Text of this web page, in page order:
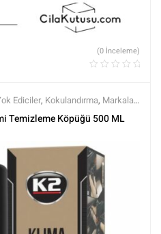
(0 İnceleme)
Ediciler, Kokulandırma, Markalar,
Temizleme Köpüğü 500 ML